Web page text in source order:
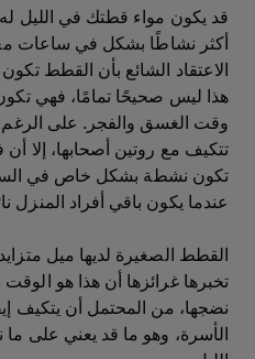
قد يكون مواء قطتك في الليل له
أكثر نشاطًا بشكل في ساعات
الاعتقاد الشائع بأن القطط
هذا ليس صحيحًا تمامًا، فهي
وقت الغسق والفجر. على
تتكيف مع روتين أصحابها، إلا
تكون نشطة بشكل خاص في
عندما يكون باقي أفراد المنزل
القطط الصغيرة لديها ميل
تخبرها غرائزها أن هذا هو
نضجها، من المحتمل أن يتكيف
الأسرة، وهو ما قد يعني على